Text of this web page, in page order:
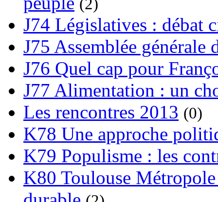
(2)
J74 Législatives : débat
J75 Assemblée générale
J76 Quel cap pour
J77 Alimentation : un
Les rencontres 2013 (0)
K78 Une approche
K79 Populisme : les
K80 Toulouse